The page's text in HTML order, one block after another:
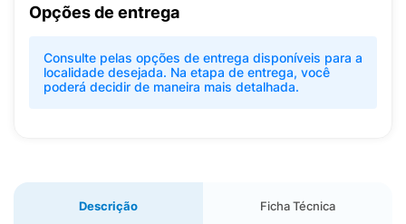
Opções de entrega
Consulte pelas opções de entrega disponíveis para a
localidade desejada. Na etapa de entrega, você
poderá decidir de maneira mais detalhada.
Descrição Ficha Técnica